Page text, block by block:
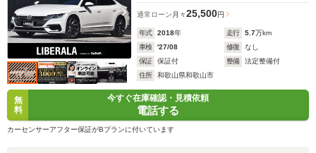
通常ローン 月々25,500円
年式 2018年 走行 5.7万km
車検
'27/08 修復
なし
保証
保証付 整備
法定整備付
住所
和歌山県和歌山市
無
料
今すぐ在庫確認・見積依頼
電話する
カーセンサーアフター保証がBプランに付いています